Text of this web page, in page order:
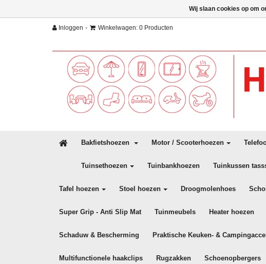
Inloggen - Winkelwagen: 0 Producten
Bakfietshoezen Motor / Scooterhoezen
Tuinsethoezen Tuinbankhoezen Tuinkussen
Tafel hoezen Stoel hoezen Droogmolenhoes
Super Grip - Anti Slip Mat Tuinmeubels Heater hoezen
Schaduw & Bescherming Praktische Keuken- &
Multifunctionele haakclips Rugzakken Schoenopbergers
Wij slaan cookies op om